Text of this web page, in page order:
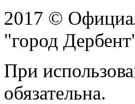
2017 ©
"город
При
обязательна.